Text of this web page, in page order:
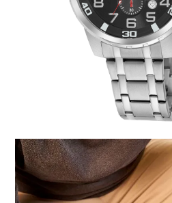
automático
cerâmica
relógio feminino rose
9º quadrado
10º cronógrafo